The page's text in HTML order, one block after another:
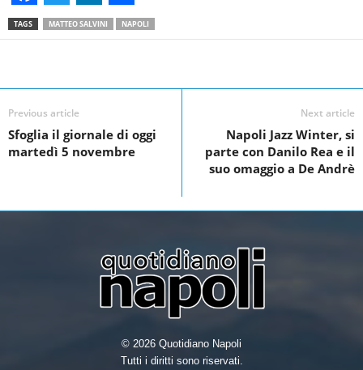
F
a
e
b
o
T
w
t
t
e
L
i
k
e
d
S
h
r
e
TAGS MATTEO SALVINI NAPOLI
Previous article
Sfoglia il giornale di oggi
martedì 5 novembre
Next article
Napoli Jazz Winter, si
parte con Danilo Rea e il
suo omaggio a De Andrè
© 2026 Quotidiano Napoli
Tutti i diritti sono riservati.